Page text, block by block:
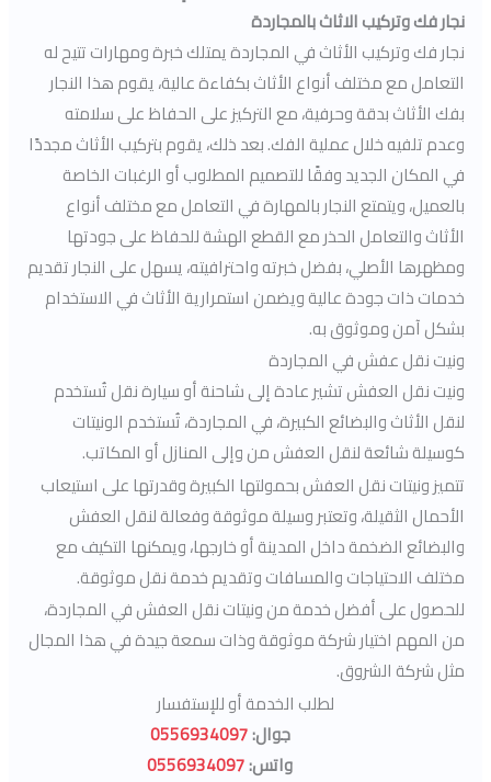
نجار فك وتركيب الاثاث بالمجاردة
نجار فك وتركيب الأثاث في المجاردة يمتلك خبرة ومهارات تتيح له
التعامل مع مختلف أنواع الأثاث بكفاءة عالية، يقوم هذا النجار
بفك الأثاث بدقة وحرفية، مع التركيز على الحفاظ على سلامته
وعدم تلفيه خلال عملية الفك. بعد ذلك، يقوم بتركيب الأثاث مجددًا
في المكان الجديد وفقًا للتصميم المطلوب أو الرغبات الخاصة
بالعميل، ويتمتع النجار بالمهارة في التعامل مع مختلف أنواع
الأثاث والتعامل الحذر مع القطع الهشة للحفاظ على جودتها
ومظهرها الأصلي، بفضل خبرته واحترافيته، يسهل على النجار تقديم
خدمات ذات جودة عالية ويضمن استمرارية الأثاث في الاستخدام
بشكل آمن وموثوق به.
ونيت نقل عفش في المجاردة
ونيت نقل العفش تشير عادة إلى شاحنة أو سيارة نقل تُستخدم
لنقل الأثاث والبضائع الكبيرة، في المجاردة، تُستخدم الونيتات
كوسيلة شائعة لنقل العفش من وإلى المنازل أو المكاتب.
تتميز ونيتات نقل العفش بحمولتها الكبيرة وقدرتها على استيعاب
الأحمال الثقيلة، وتعتبر وسيلة موثوقة وفعالة لنقل العفش
والبضائع الضخمة داخل المدينة أو خارجها، ويمكنها التكيف مع
مختلف الاحتياجات والمسافات وتقديم خدمة نقل موثوقة.
للحصول على أفضل خدمة من ونيتات نقل العفش في المجاردة،
من المهم اختيار شركة موثوقة وذات سمعة جيدة في هذا المجال
مثل شركة الشروق.
لطلب الخدمة أو للإستفسار
جوال:0556934097
واتس:0556934097